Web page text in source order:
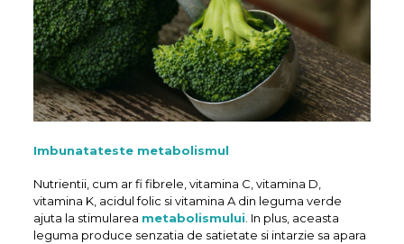
Imbunatateste metabolismul
Nutrientii, cum ar fi fibrele, vitamina C, vitamina D,
vitamina K, acidul folic si vitamina A din leguma verde
ajuta la stimularea metabolismului . In plus, aceasta
leguma produce senzatia de satietate si intarzie sa apara